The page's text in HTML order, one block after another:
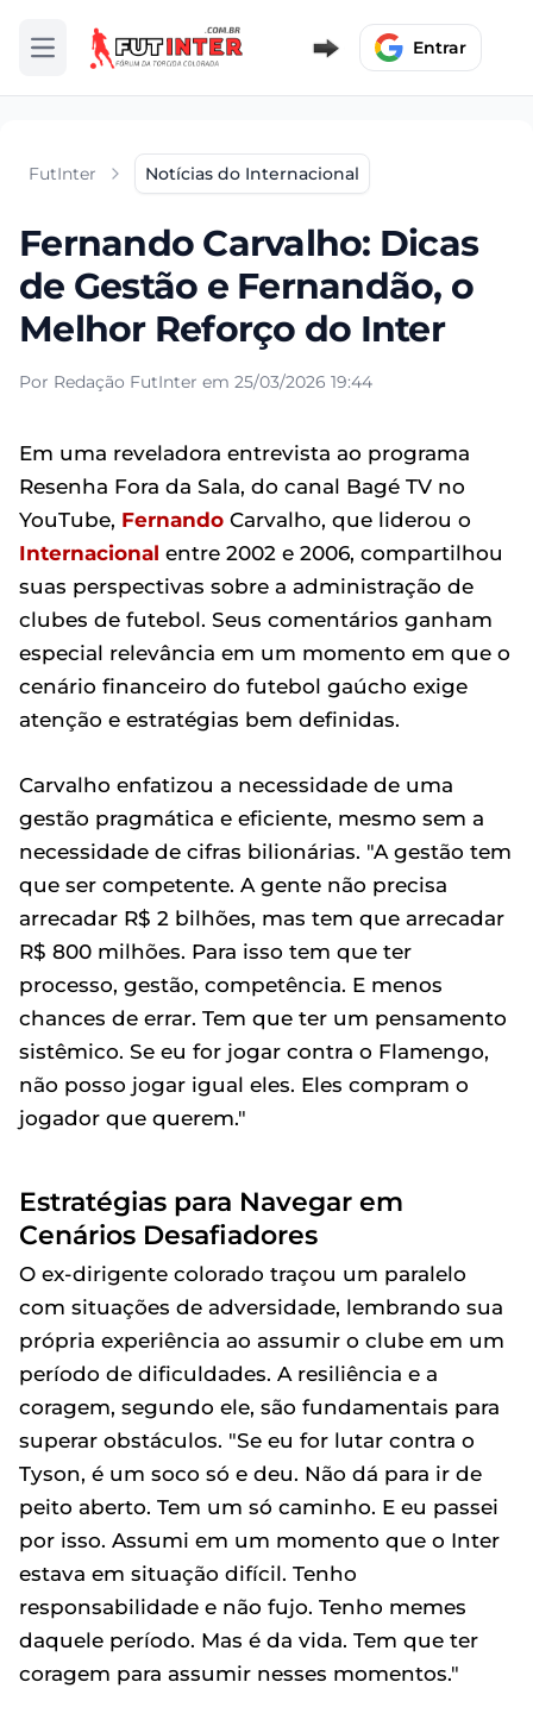
Abrir menu Entrar
FutInter Notícias do Internacional
Fernando Carvalho: Dicas
de Gestão e Fernandão, o
Melhor Reforço do Inter
Por Redação FutInter em 25/03/2026 19:44
Em uma reveladora entrevista ao programa
Resenha Fora da Sala, do canal Bagé TV no
YouTube, Fernando Carvalho, que liderou o
Internacional entre 2002 e 2006, compartilhou
suas perspectivas sobre a administração de
clubes de futebol. Seus comentários ganham
especial relevância em um momento em que o
cenário financeiro do futebol gaúcho exige
atenção e estratégias bem definidas.
Carvalho enfatizou a necessidade de uma
gestão pragmática e eficiente, mesmo sem a
necessidade de cifras bilionárias. "A gestão tem
que ser competente. A gente não precisa
arrecadar R$ 2 bilhões, mas tem que arrecadar
R$ 800 milhões. Para isso tem que ter
processo, gestão, competência. E menos
chances de errar. Tem que ter um pensamento
sistêmico. Se eu for jogar contra o Flamengo,
não posso jogar igual eles. Eles compram o
jogador que querem."
Estratégias para Navegar em
Cenários Desafiadores
O ex-dirigente colorado traçou um paralelo
com situações de adversidade, lembrando sua
própria experiência ao assumir o clube em um
período de dificuldades. A resiliência e a
coragem, segundo ele, são fundamentais para
superar obstáculos. "Se eu for lutar contra o
Tyson, é um soco só e deu. Não dá para ir de
peito aberto. Tem um só caminho. E eu passei
por isso. Assumi em um momento que o Inter
estava em situação difícil. Tenho
responsabilidade e não fujo. Tenho memes
daquele período. Mas é da vida. Tem que ter
coragem para assumir nesses momentos."